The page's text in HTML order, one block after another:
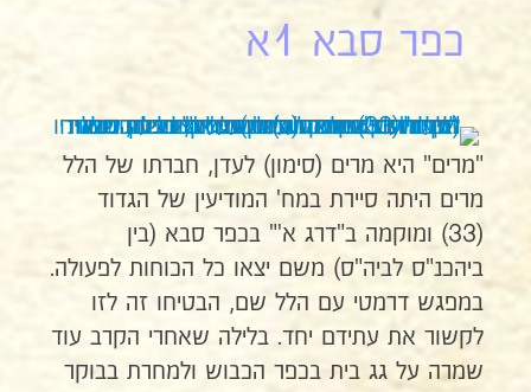
כפר סבא 1א
"מרים" היא מרים (סימון) לעדן, חברתו של הלל
מרים היתה סיירת במח' המודיעין של הגדוד
(33) ומוקמה ב"דרג א'" בכפר סבא (בין
ביהכנ"ס לביה"ס) משם יצאו כל הכוחות לפעולה.
במפגש דרמטי עם הלל שם, הבטיחו זה לזו
לקשור את עתידם יחד. בלילה שאחרי הקרב עוד
שמרה על גג בית בכפר הכבוש ולמחרת בבוקר